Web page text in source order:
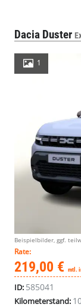
Dacia Duster
1
Beispielbilder, ggf.
Rate:
219,00 € mtl.
ID: 585041
Kilometerstand: